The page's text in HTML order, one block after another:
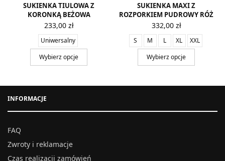
SUKIENKA TIULOWA Z
KORONKĄ BEŻOWA
233,00 zł
Uniwersalny
Wybierz opcje
SUKIENKA MAXI Z
ROZPORKIEM PUDROWY RÓŻ
332,00 zł
S M L XL
XXL
Wybierz opcje
INFORMACJE
FAQ
Zwroty i reklamacje
Czas realizacji zamówień